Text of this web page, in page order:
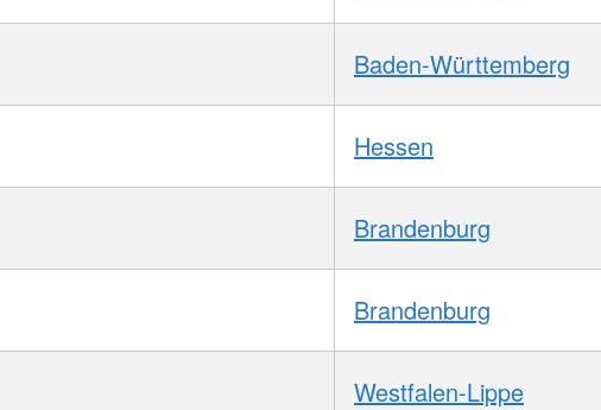
Baden-Württemberg
Hessen
Brandenburg
Brandenburg
Westfalen-Lippe